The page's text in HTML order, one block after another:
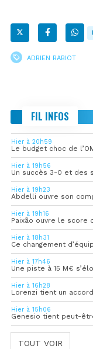
ADRIEN RABIOT
FIL INFOS
Hier à 20h59
Le budget choc de
Hier à 19h56
Un succès 3-0 et des
Hier à 19h23
Hier à 19h16
Paixão ouvre le score
Hier à 18h31
Ce changement
Hier à 17h46
Une piste à 15 M€
Hier à 16h28
Lorenzi tient un
Hier à 15h06
Genesio tient peut-
TOUT VOIR